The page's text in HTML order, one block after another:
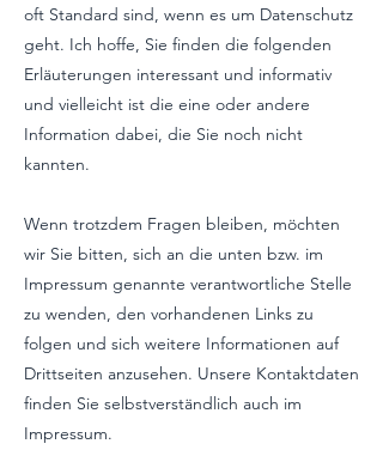
oft Standard sind, wenn es um Datenschutz
geht. Ich hoffe, Sie finden die folgenden
Erläuterungen interessant und informativ
und vielleicht ist die eine oder andere
Information dabei, die Sie noch nicht
kannten.
Wenn trotzdem Fragen bleiben, möchten
wir Sie bitten, sich an die unten bzw. im
Impressum genannte verantwortliche Stelle
zu wenden, den vorhandenen Links zu
folgen und sich weitere Informationen auf
Drittseiten anzusehen. Unsere Kontaktdaten
finden Sie selbstverständlich auch im
Impressum.